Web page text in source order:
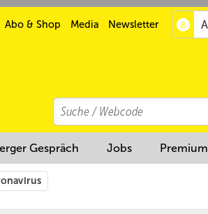
Abo & Shop Media Newsletter
Search
Suchen
Gespräch Jobs Premium